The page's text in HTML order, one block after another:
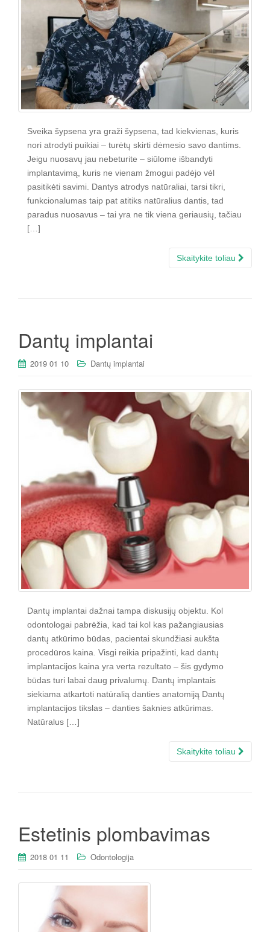
Sveika šypsena yra graži šypsena, tad kiekvienas, kuris
nori atrodyti puikiai – turėtų skirti dėmesio savo dantims.
Jeigu nuosavų jau nebeturite – siūlome išbandyti
implantavimą, kuris ne vienam žmogui padėjo vėl
pasitikėti savimi. Dantys atrodys natūraliai, tarsi tikri,
funkcionalumas taip pat atitiks natūralius dantis, tad
paradus nuosavus – tai yra ne tik viena geriausių, tačiau
[…]
Skaitykite toliau
Dantų implantai
2019 01 10 Dantų implantai
Dantų implantai dažnai tampa diskusijų objektu. Kol
odontologai pabrėžia, kad tai kol kas pažangiausias
dantų atkūrimo būdas, pacientai skundžiasi aukšta
procedūros kaina. Visgi reikia pripažinti, kad dantų
implantacijos kaina yra verta rezultato – šis gydymo
būdas turi labai daug privalumų. Dantų implantais
siekiama atkartoti natūralią danties anatomiją Dantų
implantacijos tikslas – danties šaknies atkūrimas.
Natūralus […]
Skaitykite toliau
Estetinis plombavimas
2018 01 11 Odontologija